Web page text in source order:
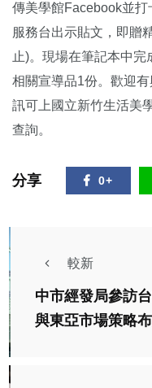
傳美學館Facebook並
服務台出示貼文，即贈
止)。現場在筆記本中完
相關宣導品1份。歡迎
訊可上國立新竹生活美
查詢。
分享 0+
較新
中市經發局參訪
與東亞市場策略